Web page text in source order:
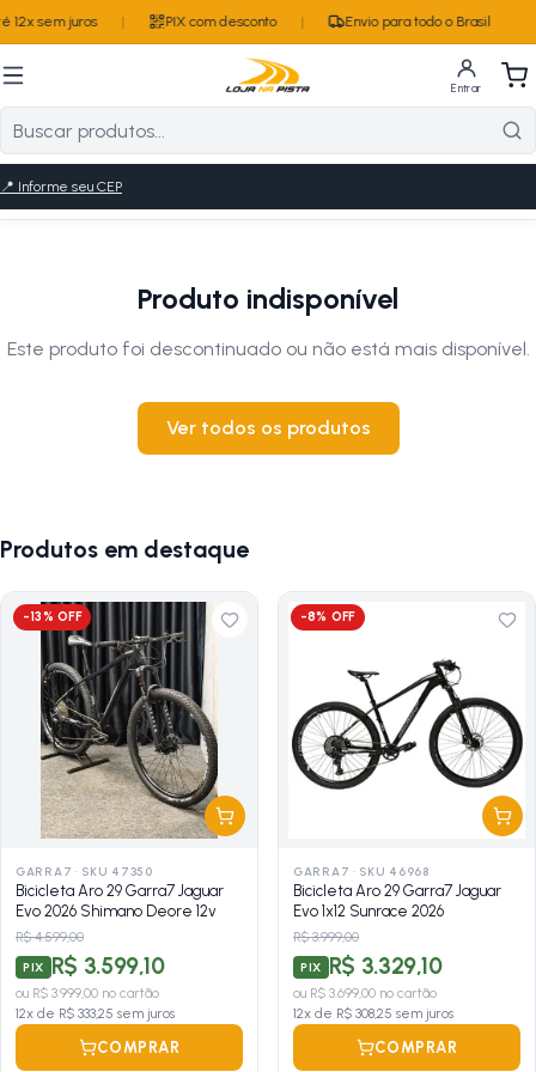
sem juros PIX com desconto Envio para todo o Brasil
Entrar
📍 Informe seu CEP
Produto indisponível
Este produto foi descontinuado ou não está mais disponível.
Ver todos os produtos
Produtos em destaque
-13% OFF
GARRA7 · SKU 47350
Bicicleta Aro 29 Garra7 Jaguar
Evo 2026 Shimano Deore 12v
R$ 4.599,00
PIX R$ 3.599,10
ou R$ 3.999,00 no cartão
12x de R$ 333,25 sem juros
COMPRAR
-8% OFF
GARRA7 · SKU 46968
Bicicleta Aro 29 Garra7 Jaguar
Evo 1x12 Sunrace 2026
R$ 3.999,00
PIX R$ 3.329,10
ou R$ 3.699,00 no cartão
12x de R$ 308,25 sem juros
COMPRAR